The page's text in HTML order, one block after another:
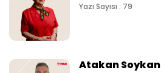
Yazı Sayısı : 79
Atakan Soykan